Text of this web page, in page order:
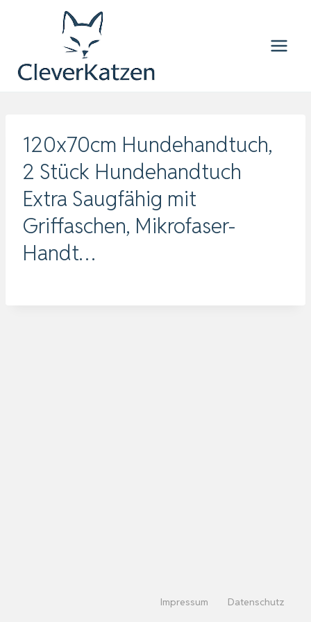
120x70cm Hundehandtuch,
2 Stück Hundehandtuch
Extra Saugfähig mit
Griffaschen, Mikrofaser-
Handt…
Impressum Datenschutz